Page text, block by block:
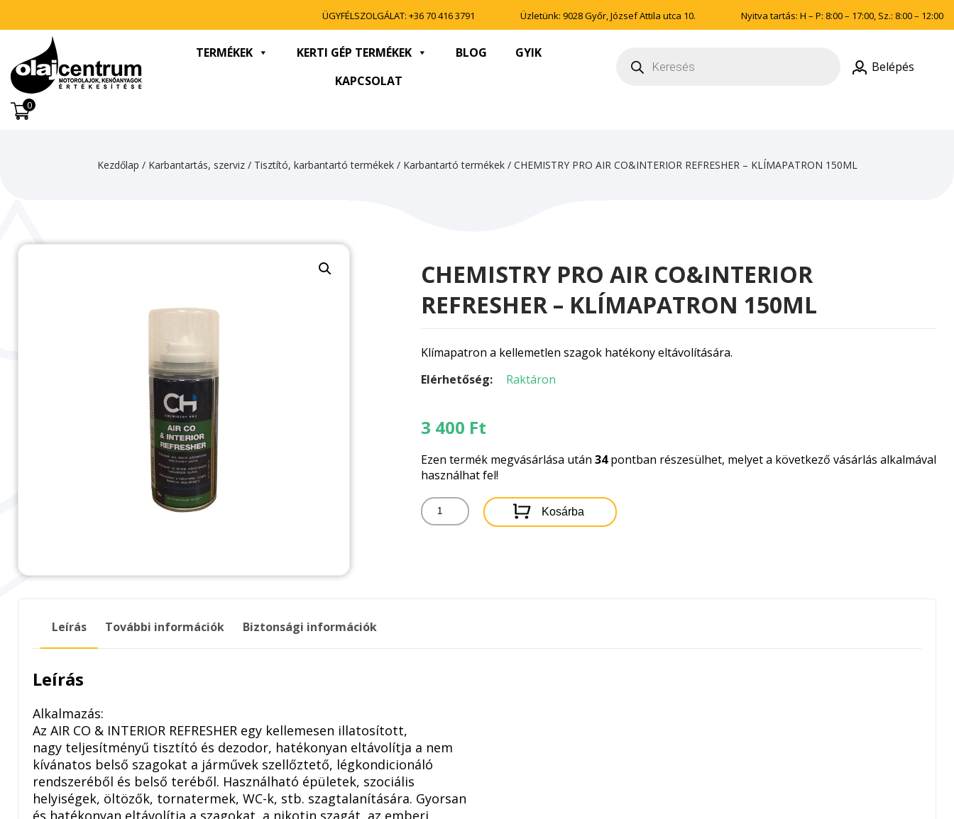
ÜGYFÉLSZOLGÁLAT: +36 70 416 3791 Üzletünk: 9028 Győr, József Attila utca 10. Nyitva tartás: H – P: 8:00 – 17:00, Sz.: 8:00 – 12:00
TERMÉKEK KERTI GÉP TERMÉKEK BLOG
GYIK
KAPCSOLAT
search Belépés
0
Kezdőlap / Karbantartás, szerviz/ Tisztító, karbantartó termékek/ Karbantartó termékek/ CHEMISTRY PRO AIR CO&INTERIOR REFRESHER – KLÍMAPATRON 150ML
CHEMISTRY PRO AIR CO&INTERIOR
REFRESHER – KLÍMAPATRON 150ML
Klímapatron a kellemetlen szagok hatékony eltávolítására.
Elérhetőség:
Raktáron
3 400 Ft
Ezen termék megvásárlása után 34pontban részesülhet, melyet a következő vásárlás alkalmával
használhat fel!
CHEMISTRY
PRO
Kosárba
Leírás További információk Biztonsági információk
Leírás
Alkalmazás:
Az AIR CO & INTERIOR REFRESHER egy kellemesen illatosított,
nagy teljesítményű tisztító és dezodor, hatékonyan eltávolítja a nem
kívánatos belső szagokat a járművek szellőztető, légkondicionáló
rendszeréből és belső teréből. Használható épületek, szociális
helyiségek, öltözők, tornatermek, WC-k, stb. szagtalanítására. Gyorsan
és hatékonyan eltávolítja a szagokat, a nikotin szagát, az emberi